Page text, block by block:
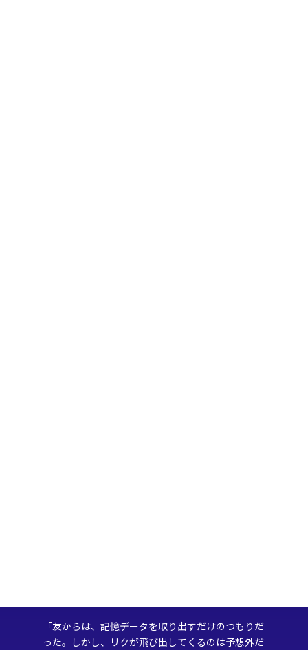
「友からは、記憶データを取り出すだけのつもりだ
った。しかし、リクが飛び出してくるのは予想外だ